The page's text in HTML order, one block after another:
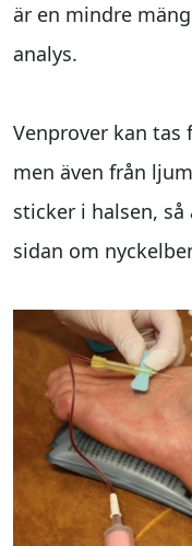
är en mindre
analys.
Venprover kan tas
men även från
sticker i halsen,
sidan om